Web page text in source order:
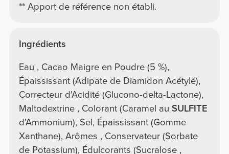
** Apport de référence non établi.
Ingrédients
Eau , Cacao Maigre en Poudre (5 %),
Épaississant (Adipate de Diamidon Acétylé),
Correcteur d'Acidité (Glucono-delta-Lactone),
Maltodextrine , Colorant (Caramel au SULFITE
d'Ammonium), Sel, Épaississant (Gomme
Xanthane), Arômes , Conservateur (Sorbate
de Potassium), Édulcorants (Sucralose ,